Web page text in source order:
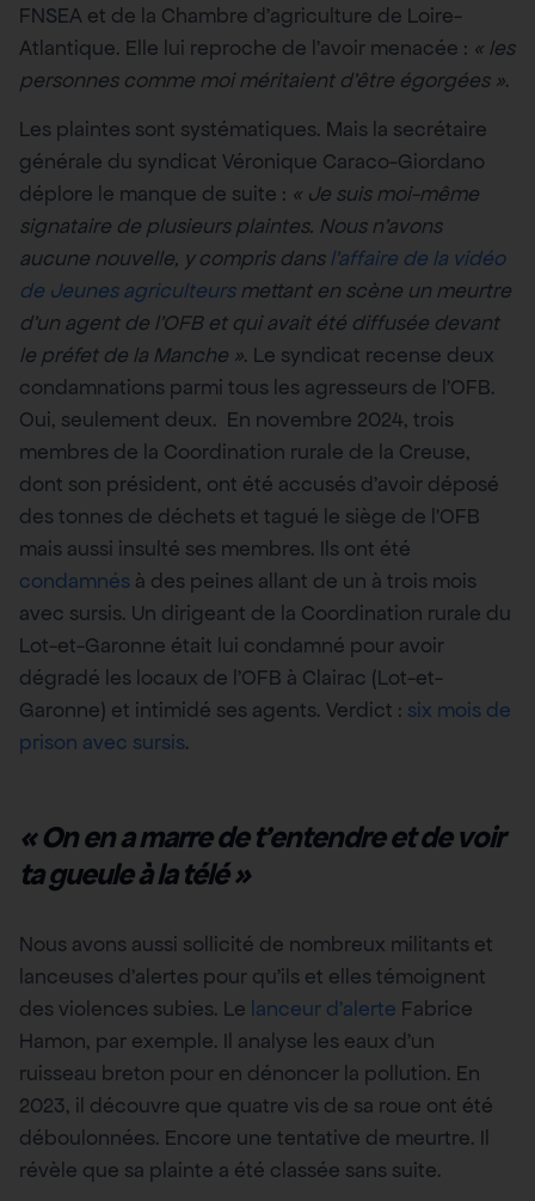
FNSEA et de la Chambre d’agriculture de Loire-
Atlantique. Elle lui reproche de l’avoir menacée : « les
personnes comme moi méritaient d’être égorgées ».
Les plaintes sont systématiques. Mais la secrétaire
générale du syndicat Véronique Caraco-Giordano
déplore le manque de suite : « Je suis moi-même
signataire de plusieurs plaintes. Nous n’avons
aucune nouvelle, y compris dansl’affaire de la vidéo
de Jeunes agriculteursmettant en scène un meurtre
d’un agent de l’OFB et qui avait été diffusée devant
le préfet de la Manche ». Le syndicat recense deux
condamnations parmi tous les agresseurs de l’OFB.
Oui, seulement deux. En novembre 2024, trois
membres de la Coordination rurale de la Creuse,
dont son président, ont été accusés d’avoir déposé
des tonnes de déchets et tagué le siège de l’OFB
mais aussi insulté ses membres. Ils ont été
condamnés à des peines allant de un à trois mois
avec sursis. Un dirigeant de la Coordination rurale du
Lot-et-Garonne était lui condamné pour avoir
dégradé les locaux de l’OFB à Clairac (Lot-et-
Garonne) et intimidé ses agents. Verdict : six mois de
prison avec sursis.
« On en a marre de t’entendre et de voir
ta gueule à la télé »
Nous avons aussi sollicité de nombreux militants et
lanceuses d’alertes pour qu’ils et elles témoignent
des violences subies. Le lanceur d’alerte Fabrice
Hamon, par exemple. Il analyse les eaux d’un
ruisseau breton pour en dénoncer la pollution. En
2023, il découvre que quatre vis de sa roue ont été
déboulonnées. Encore une tentative de meurtre. Il
révèle que sa plainte a été classée sans suite.